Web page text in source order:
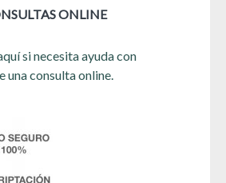
ONLINE
si necesita ayuda con
una consulta online.